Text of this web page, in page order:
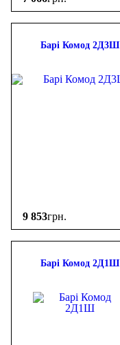
Барі Комод 2Д3Ш
9 853грн.
Барі Комод 2Д1Ш